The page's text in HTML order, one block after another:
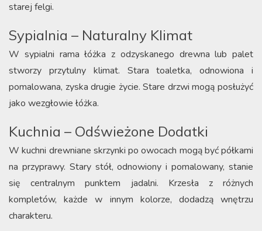
starej felgi.
Sypialnia – Naturalny Klimat
W sypialni rama łóżka z odzyskanego drewna lub palet
stworzy przytulny klimat. Stara toaletka, odnowiona i
pomalowana, zyska drugie życie. Stare drzwi mogą posłużyć
jako wezgłowie łóżka.
Kuchnia – Odświeżone Dodatki
W kuchni drewniane skrzynki po owocach mogą być półkami
na przyprawy. Stary stół, odnowiony i pomalowany, stanie
się centralnym punktem jadalni. Krzesła z różnych
kompletów, każde w innym kolorze, dodadzą wnętrzu
charakteru.